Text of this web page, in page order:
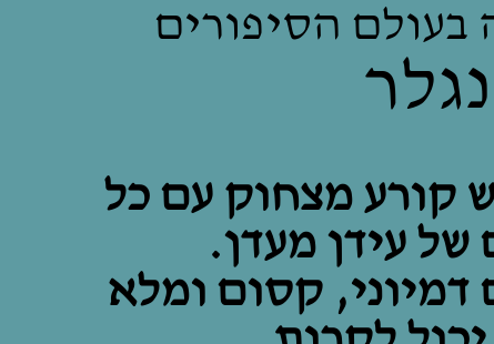
בעולם הסיפורים
קורע מצחוק עם כל
עידן מעדן.
דמיוני, קסום ומלא